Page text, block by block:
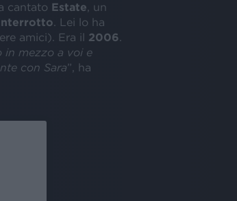
cantato Estate , un
. Lei lo ha
amici). Era il 2006
in mezzo a voi e
con Sara”, ha